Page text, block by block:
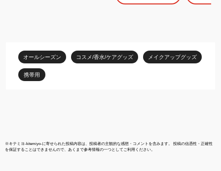
応 複数同梱可能》携帯
ヤギ EI-3
brush [メー
円)][優れも
オールシーズン コスメ/香水/ケアグッズ メイクアップグッズ
携帯用
※キテミヨ-kitemiyo-に寄せられた投稿内容は、投稿者の主観的な感想・コメントを含みます。 投稿の信憑性・正確性
を保証することはできませんので、あくまで参考情報の一つとしてご利用ください。